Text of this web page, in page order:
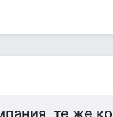
те же